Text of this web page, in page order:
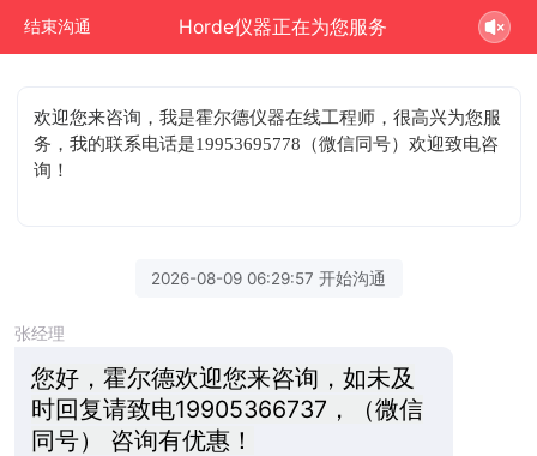
结束沟通 Horde仪器正在为您服务
欢迎您来咨询 ，我是霍尔德仪器在线工程师，很高兴为您服
务，我的联系电话是19953695778（微信同号）欢迎致电咨
询！
2026-08-09 06:29:57 开始沟通
张经理
您好，霍尔德欢迎您来咨询，如未及
时回复请致电19905366737，（微信
同号） 咨询有优惠！